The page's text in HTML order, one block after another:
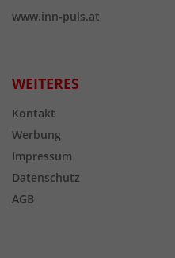
www.inn-puls.at
WEITERES
Kontakt
Werbung
Impressum
Datenschutz
AGB